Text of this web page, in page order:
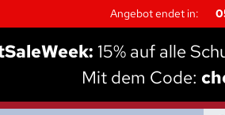
Angebot endet in:
SaleWeek: 15% auf alle
Mit dem Code: